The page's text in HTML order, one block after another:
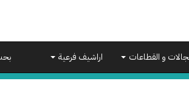
و القطاعات اراشيف فرعية